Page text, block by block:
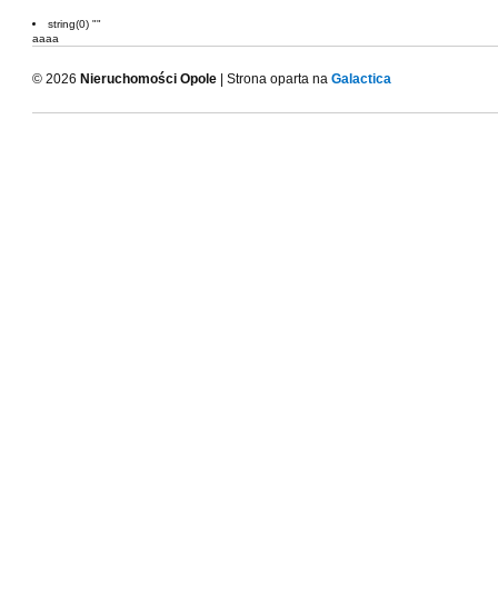
string(0) ""
aaaa
© 2026 Nieruchomości Opole | Strona oparta na Galactica